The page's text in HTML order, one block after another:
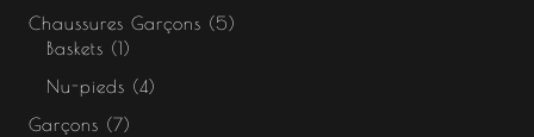
Chaussures Garçons
5
Baskets
1
Nu-pieds
4
Garçons
7